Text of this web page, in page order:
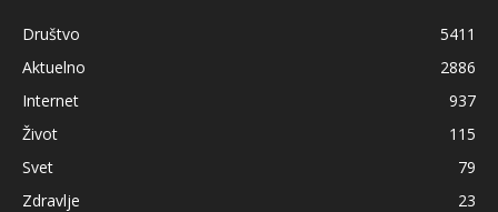
Društvo
5411
Aktuelno
2886
Internet
937
Život
115
Svet
79
Zdravlje
23